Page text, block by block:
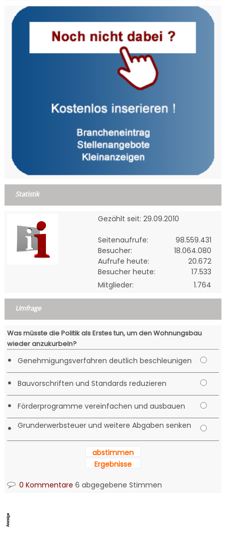
Statistik
Gezählt seit: 29.09.2010
Seitenaufrufe:
98.559.431
Besucher:
18.064.080
Aufrufe heute:
20.672
Besucher heute:
17.533
Mitglieder:
1.764
Umfrage
Was müsste die Politik als Erstes tun, um den Wohnungsbau
wieder anzukurbeln?
• Genehmigungsverfahren deutlich beschleunigen
• Bauvorschriften und Standards reduzieren
• Förderprogramme vereinfachen und ausbauen
• Grunderwerbsteuer und weitere Abgaben senken
abstimmen
Ergebnisse
0 Kommentare 6 abgegebene Stimmen